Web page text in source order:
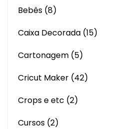
Bebês (8)
Caixa Decorada (15)
Cartonagem (5)
Cricut Maker (42)
Crops e etc (2)
Cursos (2)